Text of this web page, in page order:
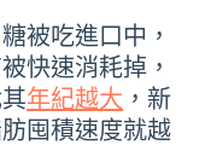
被吃進口中，
快速消耗掉，
年紀越大 ，新
囤積速度就越